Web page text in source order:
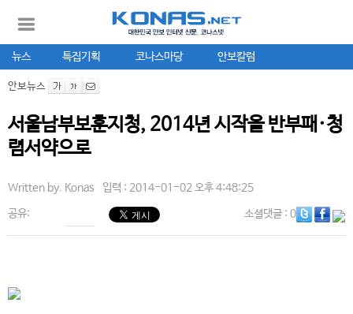
뉴스 특집기획 코나스마당 안보칼럼
안보뉴스
서울남부보훈지청, 2014년 시작을 반부패·청
렴서약으로
Written by. Konas 입력 : 2014-01-02 오후 4:48:25
공유: 소셜댓글: 0